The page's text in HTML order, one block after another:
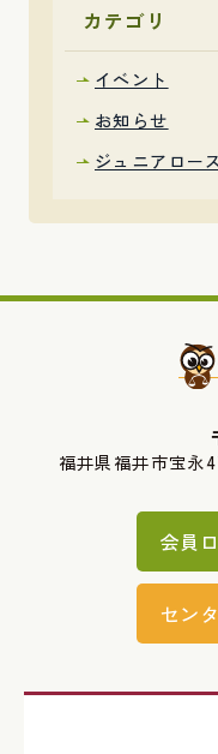
カテゴリ
イベント
お知らせ
ジュニアロー
福井県福井市宝
会員
セン